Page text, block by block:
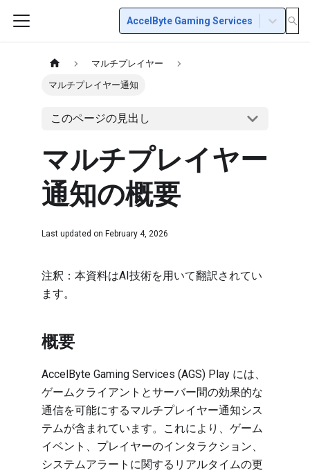
AccelByte Gaming Services
マルチプレイヤー
マルチプレイヤー通知
このページの見出し
マルチプレイヤー
通知の概要
Last updated on February 4, 2026
注釈：本資料はAI技術を用いて翻訳されてい
ます。
概要
AccelByte Gaming Services (AGS) Play には、
ゲームクライアントとサーバー間の効果的な
通信を可能にするマルチプレイヤー通知シス
テムが含まれています。これにより、ゲーム
イベント、プレイヤーのインタラクション、
システムアラートに関するリアルタイムの更